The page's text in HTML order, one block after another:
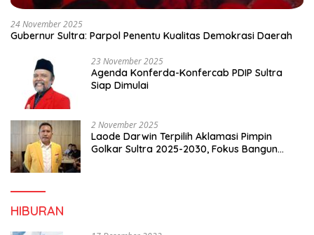
24 November 2025
Gubernur Sultra: Parpol Penentu Kualitas Demokrasi Daerah
23 November 2025
Agenda Konferda-Konfercab PDIP Sultra
Siap Dimulai
2 November 2025
Laode Darwin Terpilih Aklamasi Pimpin
Golkar Sultra 2025-2030, Fokus Bangun
HIBURAN